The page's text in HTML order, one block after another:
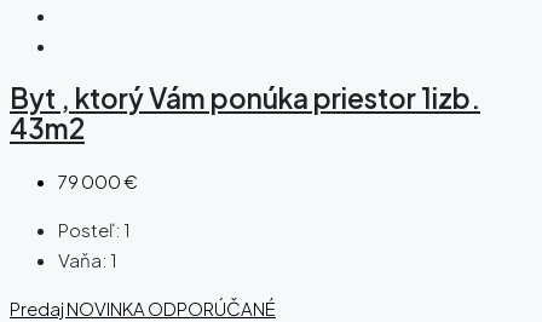
Byt , ktorý Vám ponúka priestor 1izb.
43m2
79 000 €
Posteľ: 1
Vaňa: 1
Predaj NOVINKA ODPORÚČANÉ